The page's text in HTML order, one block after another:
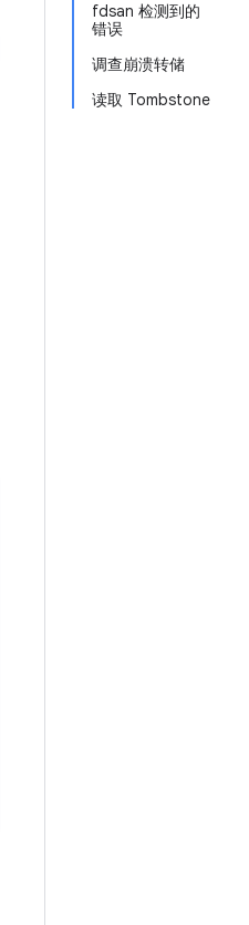
fdsan 检测到的
错误
调查崩溃转储
读取 Tombstone